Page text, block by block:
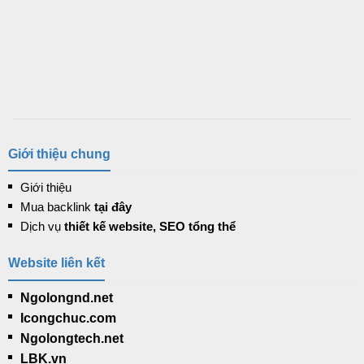
Giới thiệu chung
Giới thiệu
Mua backlink tại đây
Dịch vụthiết kế website, SEO tổng thể
Website liên kết
Ngolongnd.net
Icongchuc.com
Ngolongtech.net
LBK.vn